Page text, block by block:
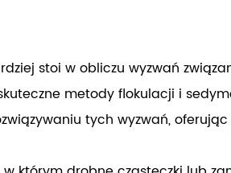
stoi w obliczu wyzwań
metody flokulacji i
tych wyzwań,